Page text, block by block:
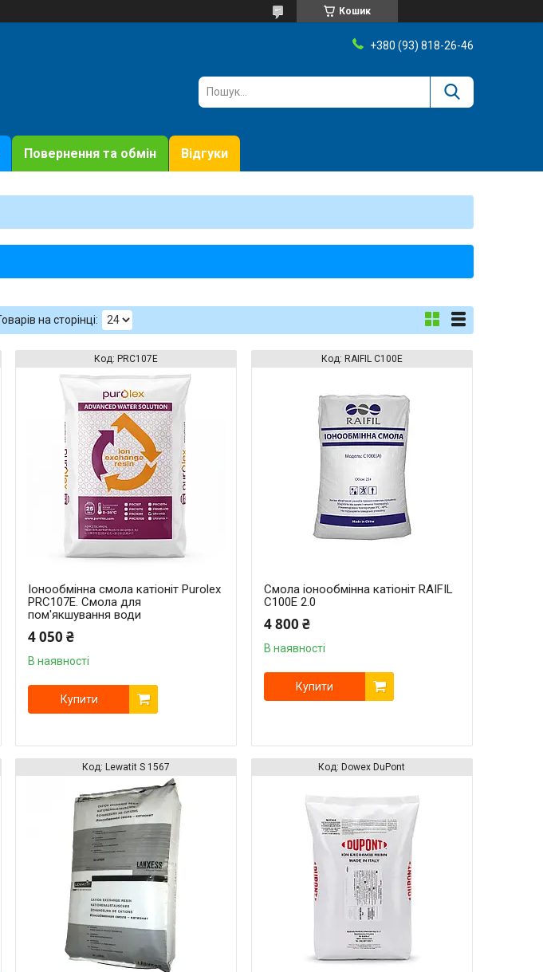
Кошик
+380 (93) 818-26-46
Повернення та обмін Відгуки
PRC107E
Іонообмінна смола катіоніт Purolex
PRC107E. Смола для
пом'якшування води
4 050 ₴
В наявності
Купити
RAIFIL C100E
Смола іонообмінна катіоніт RAIFIL
C100E 2.0
4 800 ₴
В наявності
Купити
Lewatit S 1567 Dowex DuPont